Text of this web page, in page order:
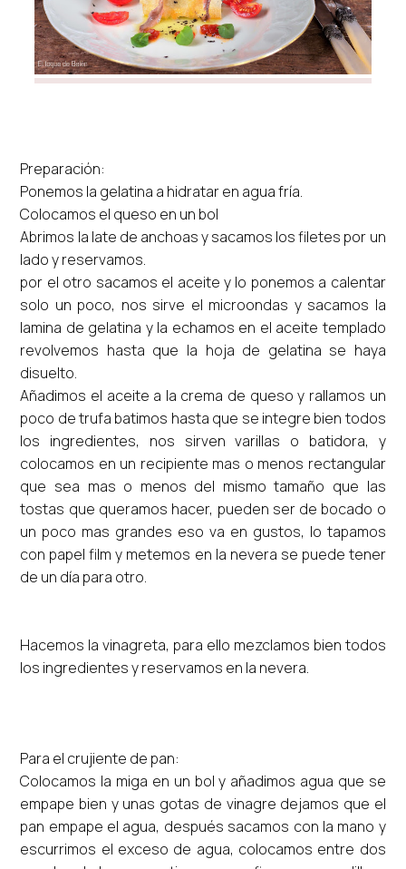
Preparación:
Ponemos la gelatina a hidratar en agua fría.
Colocamos el queso en un bol
Abrimos la late de anchoas y sacamos los filetes por un
lado y reservamos.
por el otro sacamos el aceite y lo ponemos a calentar
solo un poco, nos sirve el microondas y sacamos la
lamina de gelatina y la echamos en el aceite templado
revolvemos hasta que la hoja de gelatina se haya
disuelto.
Añadimos el aceite a la crema de queso y rallamos un
poco de trufa batimos hasta que se integre bien todos
los ingredientes, nos sirven varillas o batidora, y
colocamos en un recipiente mas o menos rectangular
que sea mas o menos del mismo tamaño que las
tostas que queramos hacer, pueden ser de bocado o
un poco mas grandes eso va en gustos, lo tapamos
con papel film y metemos en la nevera se puede tener
de un día para otro.
Hacemos la vinagreta, para ello mezclamos bien todos
los ingredientes y reservamos en la nevera.
Para el crujiente de pan:
Colocamos la miga en un bol y añadimos agua que se
empape bien y unas gotas de vinagre dejamos que el
pan empape el agua, después sacamos con la mano y
escurrimos el exceso de agua, colocamos entre dos